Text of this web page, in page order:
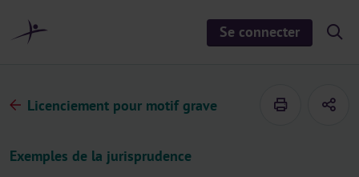
Se connecter
S
i
Licenciement pour motif grave
Exemples de la jurisprudence